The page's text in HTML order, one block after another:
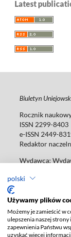
polski
Używamy plików
Możemy je zamieścić w
ulepszenia naszej
zapewnienia Państwu
uzyskać więcej
Latest
Biuletyn
Rocznik
ISSN 2299-8403
e-ISSN 2449-
Redaktor
Wydawca:
Tel.: 42 235 01
Deklaracja